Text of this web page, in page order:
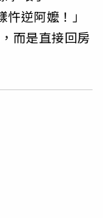
逆阿嬤！」
而是直接回房